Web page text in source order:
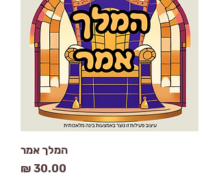
המלך אמר
מחיר